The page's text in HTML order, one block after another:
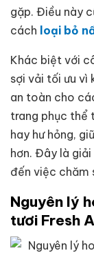
gặp. Điều này
cách loại bỏ
Khác biệt với
sợi vải tối ưu vì
an toàn cho
trang phục thể
hay hư hỏng,
hơn. Đây là
đến việc chăm
Nguyên lý
tươi Fresh